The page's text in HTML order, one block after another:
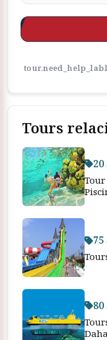
Tours
20
75
80